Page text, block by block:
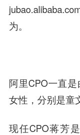
为。
阿里CPO一直
女性，分别是童
现任CPO蒋芳